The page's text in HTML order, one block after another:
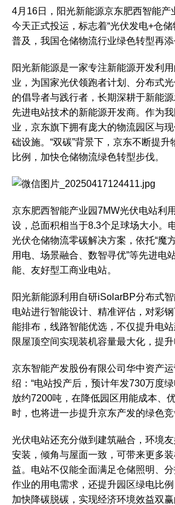
4月16日，阳光新能源京东肥西智能产
今天正式投运，标志着“光伏发电+仓储
普及，我国仓储物流行业绿色转型再添
阳光新能源是一家专注新能源开发利
业，为国家光伏领跑者计划、分布式
的倡导者与践行者，长期深耕于新能
先进电站技术的新能源开发商。作为
业，京东旗下拥有庞大的物流园区与
础设施。“双碳”背景下，京东不断提升
比例，加快仓储物流绿色转型步伐。
京东肥西智能产业园7MW光伏电站利
设，总面积相当于8.3个足球场大小。
光伏仓储物流零碳解决方案，依托“魔
用电、场景融合、数智寻优”等先进电
能、友好型工商业电站。
阳光新能源利用自研iSolarBP分布式
电站进行智能设计、精准评估，对彩
能排布，线路智能优选，不仅提升电
限屋顶空间实现装机容量最大化，提升
京东智能产发股份有限公司华中资产
绍：“电站投产后，预计年发730万度
放约7200吨，在降低园区用能成本、
时，也将进一步提升京东产发的绿色竞
光伏电站还充分做到建筑融合，环境
安装，倾角与屋面一致，可带来更多
益。电站不仅能全面满足仓储照明、
作业的用电需求，还提升园区绿电比例
加快降碳脱碳，实现经济环境效益双赢